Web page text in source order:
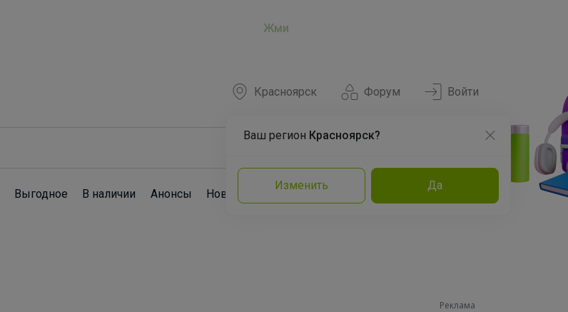
Жми
Форум
Красноярск
Ваш регион Красноярск?
Изменить Да
Войти
Выгодное В наличии Анонсы Новости Команда Эксперты
Реклама